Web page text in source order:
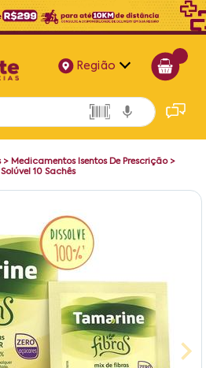
Região
Alagoas
Bahia
> Medicamentos Isentos De Prescrição>
10 Sachês